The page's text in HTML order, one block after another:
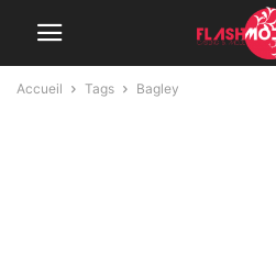
Accueil Tags Bagley